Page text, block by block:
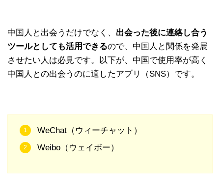
中国人と出会うだけでなく、 出会った後に連絡し合う
ツールとしても活用できるので、中国人と関係を発展
させたい人は必見です。以下が、中国で使用率が高く
中国人との出会うのに適したアプリ（SNS）です。
WeChat（ウィーチャット）
Weibo（ウェイボー）